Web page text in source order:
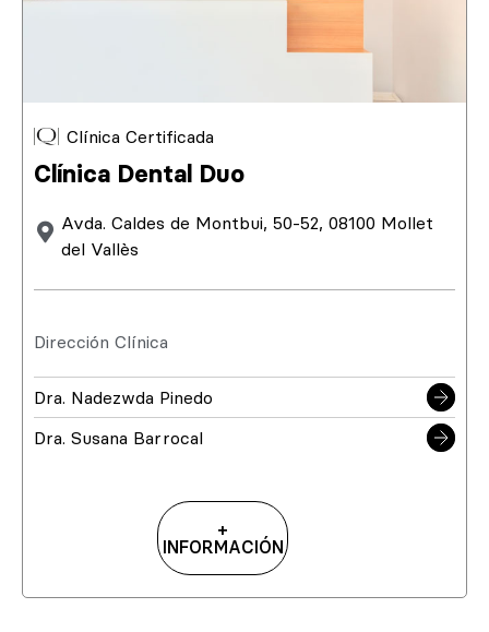
Clínica Certificada
Clínica Dental Duo
Avda. Caldes de Montbui, 50-52, 08100 Mollet
del Vallès
Dirección Clínica
Dra. Nadezwda Pinedo
Dra. Susana Barrocal
+
INFORMACIÓN